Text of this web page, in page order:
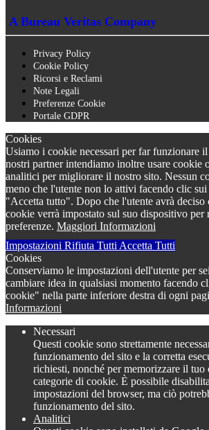
A Bureau Veritas Company
Privacy Policy
Cookie Policy
Ricorsi e Reclami
Note Legali
Preferenze Cookie
Portale GDPR
Cookies
Usiamo i cookie necessari per far funzionare
nostri partner intendiamo inoltre usare cookie
analitici per migliorare il nostro sito. Nessun
meno che l'utente non lo attivi facendo clic
"Accetta tutto". Dopo che l'utente avrà deciso
cookie verrà impostato sul suo dispositivo per
preferenze. Maggiori Informazioni
Impostazioni Rifiuta TuttiAccetta Tutti
Cookies
Conserviamo le impostazioni dell'utente per
cambiare idea in qualsiasi momento facendo
cookie" nella parte inferiore destra di ogni
Informazioni
Necessari
Questi cookie sono strettamente
funzionamento del sito e la corretta
richiesti, nonché per memorizzare il tuo
categorie di cookie. È possibile
impostazioni del browser, ma ciò
funzionamento del sito.
Analitici